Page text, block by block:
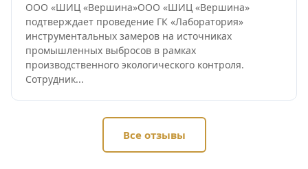
ООО «ШИЦ «Вершина»ООО «ШИЦ «Вершина»
подтверждает проведение ГК «Лаборатория»
инструментальных замеров на источниках
промышленных выбросов в рамках
производственного экологического контроля.
Сотрудник...
Все отзывы